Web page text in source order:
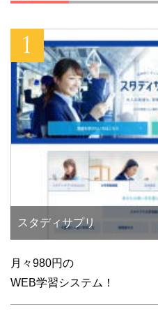
スタディサプリ
月々980円の
WEB学習システム！